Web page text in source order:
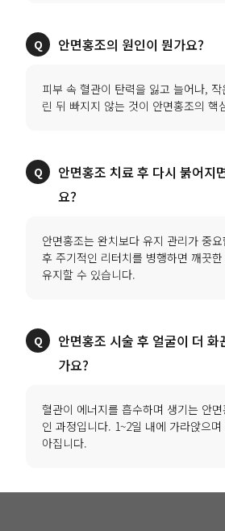
안면홍조의 원인이 뭔가요?
피부 속 혈관이 탄력을 잃고 늘어나,
린 뒤 빠지지 않는 것이 안면홍조의 핵
안면홍조 치료 후 다시 붉어지
요?
안면홍조는 완치보다 유지 관리가 중
후 주기적인 리터치를 병행하면 깨끗
유지할 수 있습니다.
안면홍조 시술 후 얼굴이 더 화
가요?
혈관이 에너지를 흡수하며 생기는 안
인 과정입니다. 1~2일 내에 가라앉으
아집니다.